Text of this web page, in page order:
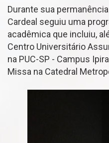
Durante sua
Cardeal seguiu uma
acadêmica que incluiu,
Centro Universitário
na PUC-SP - Campus
Missa na Catedral